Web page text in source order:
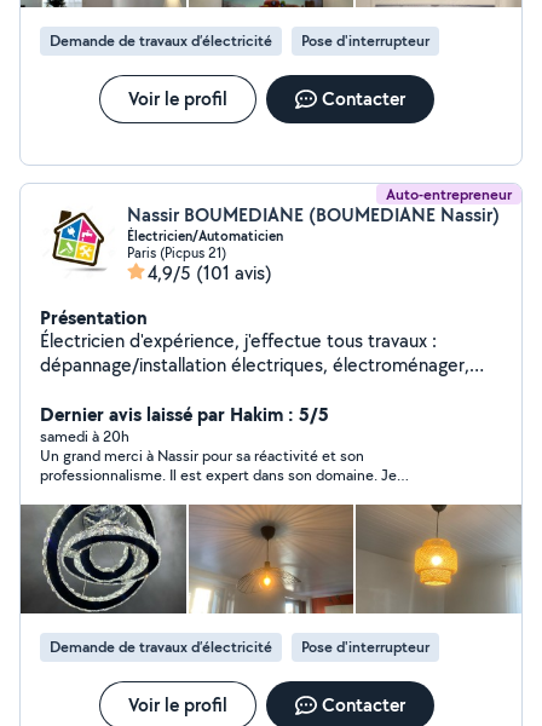
Demande de travaux d’électricité Pose d'interrupteur
Voir le profil Contacter
Auto-entrepreneur
Nassir BOUMEDIANE (BOUMEDIANE Nassir)
Électricien/Automaticien
Paris (Picpus 21)
4,9/5 (101 avis)
Présentation
Électricien d'expérience, j'effectue tous travaux :
dépannage/installation électriques, électroménager,
montage/fixation de meuble, TV, salle de bain (paroi de
douche, porte-serviette, radiateurs, etc...).
Dernier avis laissé par Hakim : 5/5
samedi à 20h
Un grand merci à Nassir pour sa réactivité et son
professionnalisme. Il est expert dans son domaine. Je
Demande de travaux d’électricité Pose d'interrupteur
Voir le profil Contacter